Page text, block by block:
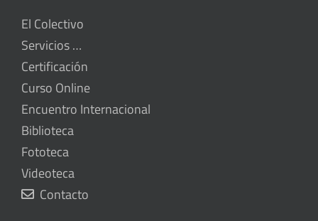
El Colectivo
Servicios …
Certificación
Curso Online
Encuentro Internacional
Biblioteca
Fototeca
Videoteca
Contacto